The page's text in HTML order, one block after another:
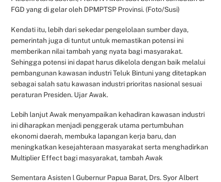
FGD yang di gelar oleh DPMPTSP Provinsi. (Foto/Susi)
Kendati itu, lebih dari sekedar pengelolaan sumber daya,
pemerintah juga di tuntut untuk memastikan potensi ini
memberikan nilai tambah yang nyata bagi masyarakat.
Sehingga potensi ini dapat harus dikelola dengan baik melalui
pembangunan kawasan industri Teluk Bintuni yang ditetapkan
sebagai salah satu kawasan industri prioritas nasional sesuai
peraturan Presiden. Ujar Awak.
Lebih lanjut Awak menyampaikan kehadiran kawasan industri
ini diharapkan menjadi penggerak utama pertumbuhan
ekonomi daerah, membuka lapangan kerja baru, dan
meningkatkan kesejahteraan masyarakat serta menghadirkan
Multiplier Effect bagi masyarakat, tambah Awak
Sementara Asisten l Gubernur Papua Barat, Drs. Syor Albert